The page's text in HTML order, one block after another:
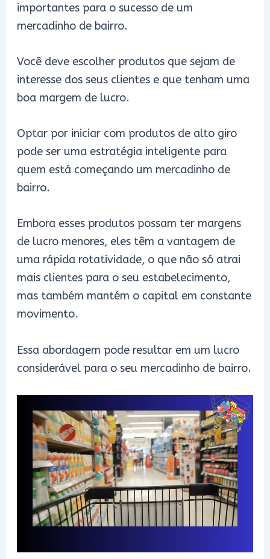
importantes para o sucesso de um
mercadinho de bairro.
Você deve escolher produtos que sejam de
interesse dos seus clientes e que tenham uma
boa margem de lucro.
Optar por iniciar com produtos de alto giro
pode ser uma estratégia inteligente para
quem está começando um mercadinho de
bairro.
Embora esses produtos possam ter margens
de lucro menores, eles têm a vantagem de
uma rápida rotatividade, o que não só atrai
mais clientes para o seu estabelecimento,
mas também mantém o capital em constante
movimento.
Essa abordagem pode resultar em um lucro
considerável para o seu mercadinho de bairro.